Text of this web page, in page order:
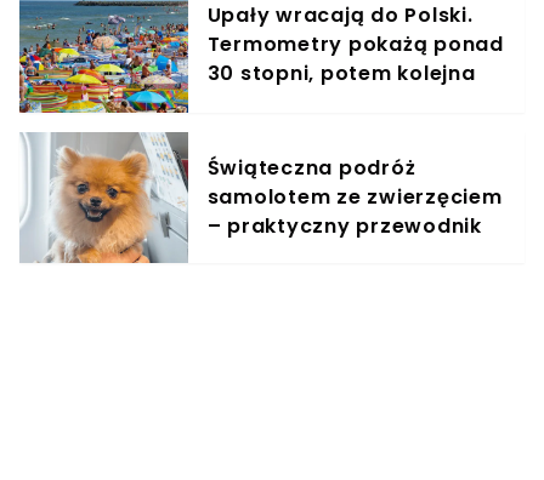
Upały wracają do Polski.
Termometry pokażą ponad
30 stopni, potem kolejna
Świąteczna podróż
samolotem ze zwierzęciem
– praktyczny przewodnik